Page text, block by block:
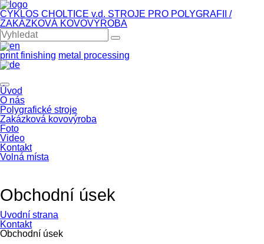
CYKLOS CHOLTICE v.d. STROJE PRO POLYGRAFII /
ZAKÁZKOVÁ KOVOVÝROBA
print finishing metal processing
Úvod
O nás
Polygrafické stroje
Zakázková kovovýroba
Foto
Video
Kontakt
Volná místa
Obchodní úsek
Úvodní strana
Kontakt
Obchodní úsek